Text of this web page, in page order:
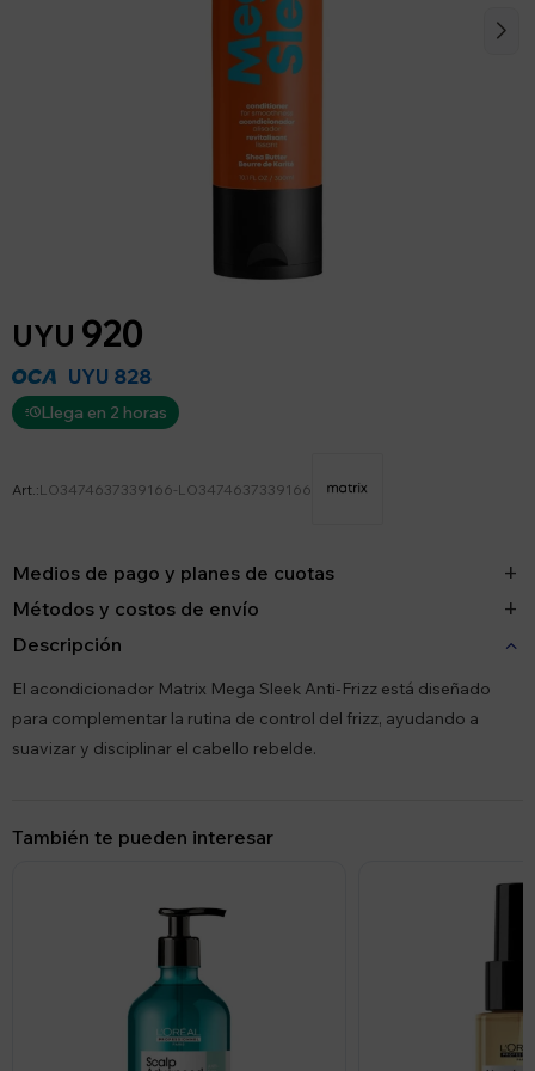
UYU 920
UYU 828
Llega en 2 horas
LO3474637339166-LO3474637339166
Medios de pago y planes de cuotas
Métodos y costos de envío
Descripción
El acondicionador Matrix Mega Sleek Anti-Frizz está diseñado
para complementar la rutina de control del frizz, ayudando a
suavizar y disciplinar el cabello rebelde.
También te pueden interesar